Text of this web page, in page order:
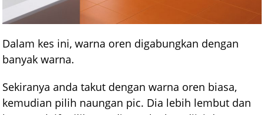
Dalam kes ini, warna oren digabungkan dengan
banyak warna.
Sekiranya anda takut dengan warna oren biasa,
kemudian pilih naungan pic. Dia lebih lembut dan